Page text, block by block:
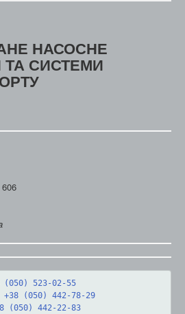
НАСОСНЕ
СИСТЕМИ
(050) 523-02-55
+38 (050) 442-78-29
(050) 442-22-83